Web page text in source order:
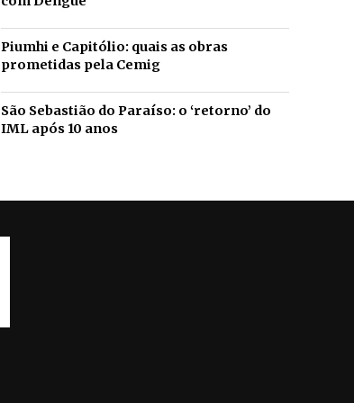
Piumhi e Capitólio: quais as obras
prometidas pela Cemig
São Sebastião do Paraíso: o ‘retorno’ do
IML após 10 anos